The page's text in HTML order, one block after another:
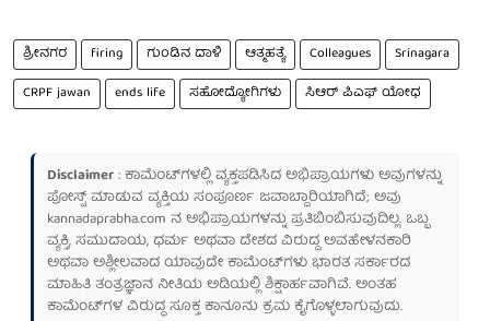
ಶ್ರೀನಗರ firing ಗುಂಡಿನ ದಾಳಿ ಆತ್ಮಹತ್ಯೆ Colleagues
Srinagara
CRPF jawan
ends life ಸಹೋದ್ಯೋಗಿಗಳು ಸಿಆರ್ ಪಿಎಫ್ ಯೋಧ
Disclaimer: ಕಾಮೆಂಟ್‌ಗಳಲ್ಲಿ ವ್ಯಕ್ತಪಡಿಸಿದ ಅಭಿಪ್ರಾಯಗಳು ಅವುಗಳನ್ನು
ಪೋಸ್ಟ್ ಮಾಡುವ ವ್ಯಕ್ತಿಯ ಸಂಪೂರ್ಣ ಜವಾಬ್ದಾರಿಯಾಗಿದೆ; ಅವು
kannadaprabha.com ನ ಅಭಿಪ್ರಾಯಗಳನ್ನು ಪ್ರತಿಬಿಂಬಿಸುವುದಿಲ್ಲ. ಒಬ್ಬ
ವ್ಯಕ್ತಿ, ಸಮುದಾಯ, ಧರ್ಮ ಅಥವಾ ದೇಶದ ವಿರುದ್ಧ ಅವಹೇಳನಕಾರಿ
ಅಥವಾ ಅಶ್ಲೀಲವಾದ ಯಾವುದೇ ಕಾಮೆಂಟ್‌ಗಳು ಭಾರತ ಸರ್ಕಾರದ
ಮಾಹಿತಿ ತಂತ್ರಜ್ಞಾನ ನೀತಿಯ ಅಡಿಯಲ್ಲಿ ಶಿಕ್ಷಾರ್ಹವಾಗಿವೆ. ಅಂತಹ
ಕಾಮೆಂಟ್‌ಗಳ ವಿರುದ್ಧ ಸೂಕ್ತ ಕಾನೂನು ಕ್ರಮ ಕೈಗೊಳ್ಳಲಾಗುವುದು.